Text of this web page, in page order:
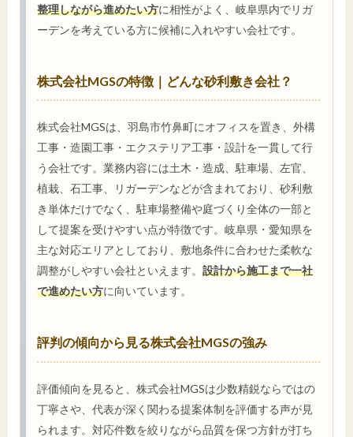
整理しながら進めたい方に相性がよく、岐阜県内でリガ
ーデンを考えている方に候補に入れやすい会社です。
株式会社MGSの特徴｜どんな砂利敷き会社？
株式会社MGSは、羽島市竹鼻町にオフィスを置き、外構
工事・造園工事・エクステリア工事・設計を一貫して行
う会社です。業務内容には土木・造成、駐車場、左官、
植栽、石工事、リガーデンなどが含まれており、砂利敷
き単体だけでなく、駐車場整備や庭づくり全体の一部と
して提案を受けやすい点が特徴です。岐阜県・愛知県を
主な対応エリアとしており、敷地条件に合わせた柔軟な
調整がしやすい会社といえます。 設計から施工まで一社
で進めたい方に向いています。
評判の傾向から見る株式会社MGSの強み
評価傾向を見ると、株式会社MGSは少数精鋭ならではの
丁寧さや、代表が深く関わる提案体制を評価する声が見
られます。対応件数を絞りながら品質を保つ方針が打ち